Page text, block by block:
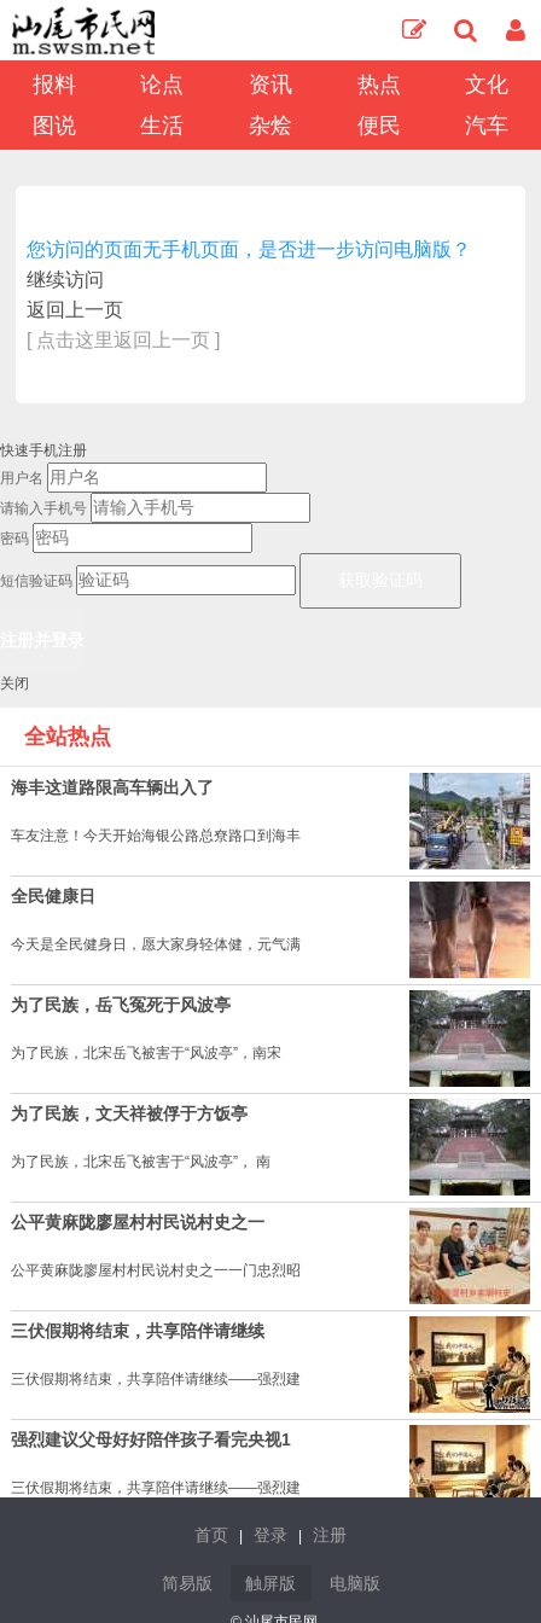
报料 论点 资讯 热点
文化
图说
生活 杂烩 便民 汽车
您访问的页面无手机页面，是否进一步访问电脑版？
继续访问
返回上一页
[ 点击这里返回上一页 ]
快速手机注册
用户名
请输入手机号
密码
短信验证码
关闭
全站热点
海丰这道路限高车辆出入了
车友注意！今天开始海银公路总尞路口到海丰
全民健康日
今天是全民健身日，愿大家身轻体健，元气满
为了民族，岳飞冤死于风波亭
为了民族，北宋岳飞被害于“风波亭”，南宋
为了民族，文天祥被俘于方饭亭
为了民族，北宋岳飞被害于“风波亭”， 南
公平黄麻陇廖屋村村民说村史之一
公平黄麻陇廖屋村村民说村史之一一门忠烈昭
三伏假期将结束，共享陪伴请继续
三伏假期将结束，共享陪伴请继续——强烈建
强烈建议父母好好陪伴孩子看完央视1
三伏假期将结束，共享陪伴请继续——强烈建
陆丰菠萝多汁脆爽，甜而不腻
汕尾种植菠萝的乡镇主要集中在陆丰
首页 登录 注册
简易版 触屏版 电脑版